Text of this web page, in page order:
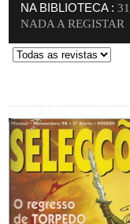
NA BIBLIOTECA :31
NADA A REGISTAR